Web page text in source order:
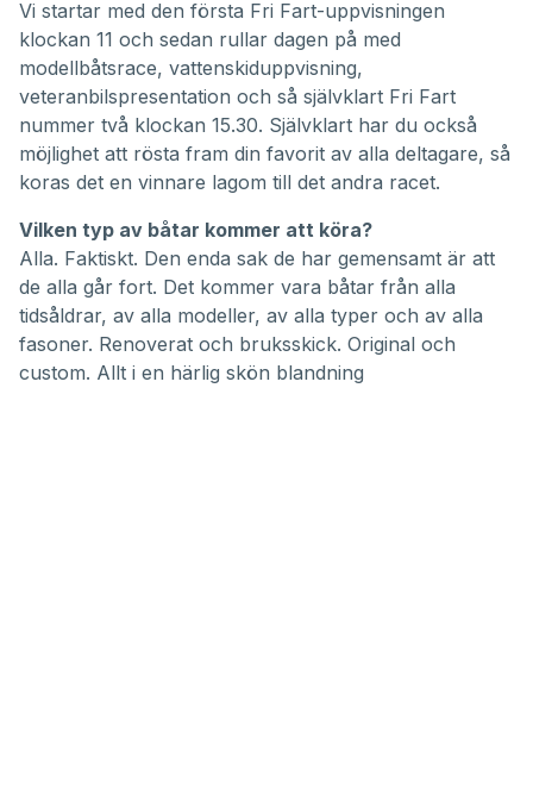
Vi startar med den första Fri Fart-uppvisningen
klockan 11 och sedan rullar dagen på med
modellbåtsrace, vattenskiduppvisning,
veteranbilspresentation och så självklart Fri Fart
nummer två klockan 15.30. Självklart har du också
möjlighet att rösta fram din favorit av alla deltagare, så
koras det en vinnare lagom till det andra racet.
Vilken typ av båtar kommer att köra?
Alla. Faktiskt. Den enda sak de har gemensamt är att
de alla går fort. Det kommer vara båtar från alla
tidsåldrar, av alla modeller, av alla typer och av alla
fasoner. Renoverat och bruksskick. Original och
custom. Allt i en härlig skön blandning